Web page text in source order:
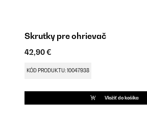
Skrutky pre ohrievač
42,90 €
KÓD PRODUKTU: 10047938
Vložiť do košíka